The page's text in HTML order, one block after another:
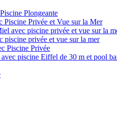
Plongeante
Piscine Privée et Vue sur la Mer
avec piscine privée et vue sur la
piscine privée et vue sur la mer
Piscine Privée
piscine Eiffel de 30 m et pool